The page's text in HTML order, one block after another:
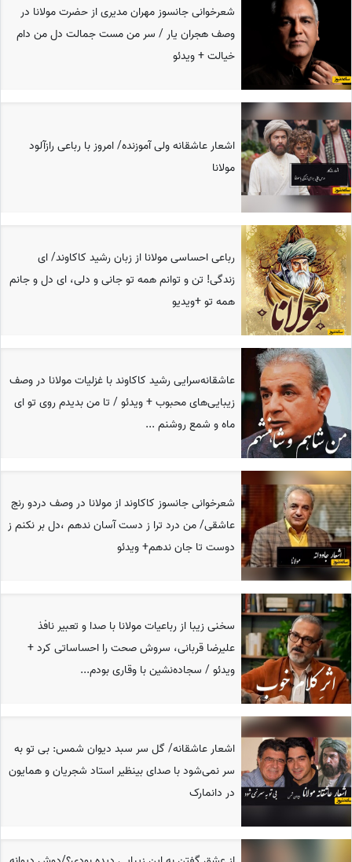
شعرخوانی جانسوز مهران مدیری از حضرت مولانا در
وصف هجران یار / سر من مست جمالت دل من دام
خیالت + ویدئو
اشعار عاشقانه ولی آموزنده/ امروز با رباعی رازآلود
مولانا
رباعی احساسی مولانا از زبان رشید کاکاوند/ ای
زندگی! تن و توانم همه تو جانی و دلی، ای دل و جانم
همه تو +ویدیو
عاشقانه‌سرایی رشید کاکاوند با غزلیات مولانا در وصف
زیبایی‌های محبوب + ویدئو / تا من بدیدم روی تو ای
ماه و شمع روشنم ...
شعرخوانی جانسوز کاکاوند از مولانا در وصف دردو رنج
عاشقی/ من درد ترا ز دست آسان ندهم ،دل بر نکنم ز
دوست تا جان ندهم+ ویدئو
سخنی زیبا از رباعیات مولانا با صدا و تعبیر نافذ
علیرضا قربانی، سروش صحت را احساساتی کرد +
ویدئو / سجاده‌نشین با وقاری بودم...
اشعار عاشقانه/ گل سر سبد دیوان شمس: بی تو به
سر نمی‌شود با صدای بینظیر استاد شجریان و همایون
در دانمارک